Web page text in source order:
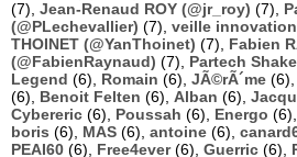
(7), Jean-Renaud ROY (@jr_roy) (7),
(@PLechevallier) (7), veille
THOINET (@YanThoinet) (7), Fabien
(@FabienRaynaud) (7), Partech
Legend (6), Romain (6), JÃ©rÃ´me (6),
(6), Benoit Felten (6), Alban (6),
Cybereric (6), Poussah (6), Energo (6),
boris (6), MAS (6), antoine (6),
PEAI60 (6), Free4ever(6), Guerric (6),